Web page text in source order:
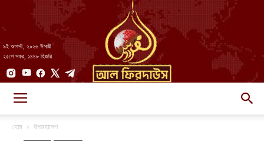
৯ই আগস্ট, ২০২৬ ঈসায়ী
২৫শে সফর, ১৪৪৮ হিজরি
হোম উপমহাদেশ